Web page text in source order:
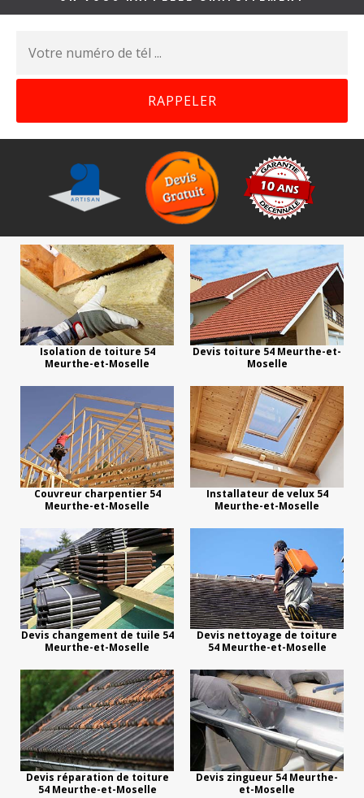
Isolation de toiture 54
Meurthe-et-Moselle
Devis toiture 54 Meurthe-et-
Moselle
Couvreur charpentier 54
Meurthe-et-Moselle
Installateur de velux 54
Meurthe-et-Moselle
Devis changement de tuile 54
Meurthe-et-Moselle
Devis nettoyage de toiture
54 Meurthe-et-Moselle
Devis réparation de toiture
54 Meurthe-et-Moselle
Devis zingueur 54 Meurthe-
et-Moselle